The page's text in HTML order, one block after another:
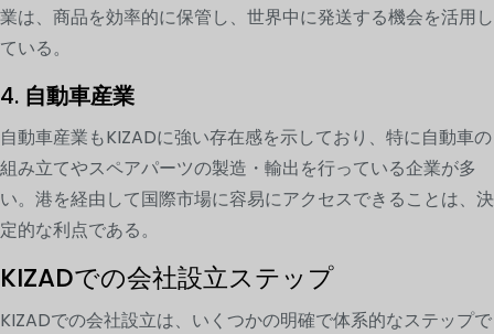
業は、商品を効率的に保管し、世界中に発送する機会を活用し
ている。
4. 自動車産業
自動車産業もKIZADに強い存在感を示しており、特に自動車の
組み立てやスペアパーツの製造・輸出を行っている企業が多
い。港を経由して国際市場に容易にアクセスできることは、決
定的な利点である。
KIZADでの会社設立ステップ
KIZADでの会社設立は、いくつかの明確で体系的なステップで